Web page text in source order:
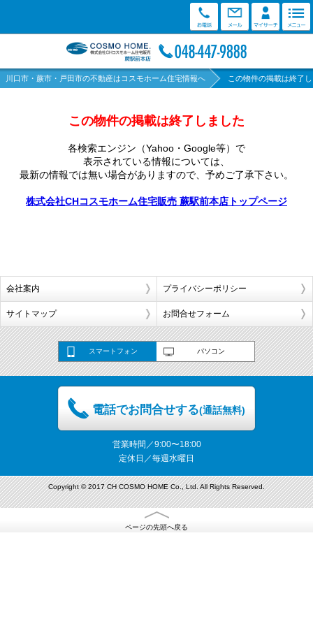
川口市・蕨市・戸田市の不動産はコスモホーム住宅情報へ この物件の掲載は終了
この物件の掲載は終了しました
各検索エンジン（Yahoo・Google等）で
表示されている情報については、
最新の情報では無い場合がありますので、 予めご了承下さい。
株式会社CHコスモホーム住宅販売 蕨駅前本店トップページ
会社案内 プライバシーポリシー
サイトマップ お問合せフォーム
スマートフォン パソコン
電話でお問合せする(通話無料)
営業時間／9:00〜18:00
定休日／毎週水曜日
Copyright © 2017 CH COSMO HOME Co., Ltd. All Rights Reserved.
ページの先頭へ戻る